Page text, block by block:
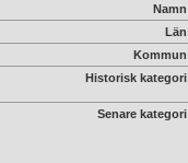
Namn
Län
Kommun
Historisk kategori
Senare kategori